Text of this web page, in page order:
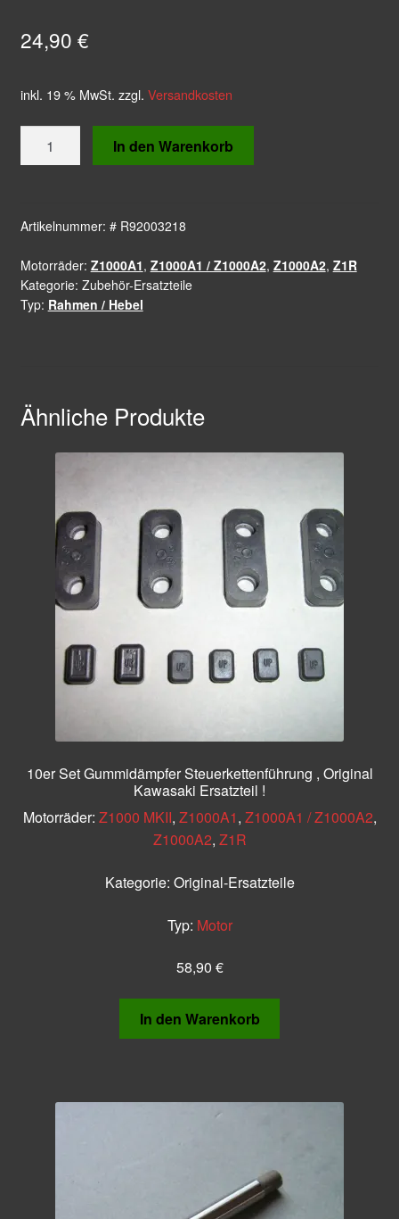
24,90 €
inkl. 19 % MwSt. zzgl. Versandkosten
Z1000A
In den Warenkorb
Artikelnummer: # R92003218
Motorräder: Z1000A1, Z1000A1 / Z1000A2, Z1000A2, Z1R
Kategorie: Zubehör-Ersatzteile
Typ: Rahmen / Hebel
Ähnliche Produkte
10er Set Gummidämpfer Steuerkettenführung , Original
Kawasaki Ersatzteil !
Motorräder: Z1000 MKII, Z1000A1, Z1000A1 / Z1000A2,
Z1000A2, Z1R
Kategorie: Original-Ersatzteile
Typ: Motor
58,90 €
In den Warenkorb